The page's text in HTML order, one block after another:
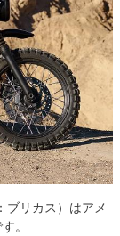
ブリカス）はアメ
。